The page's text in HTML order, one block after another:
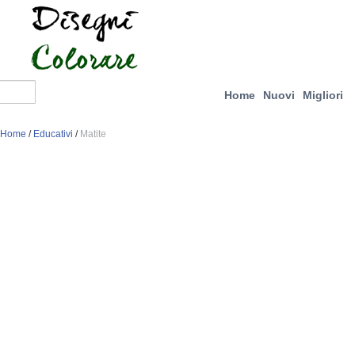
Home Nuovi Migliori
Home / Educativi / Matite